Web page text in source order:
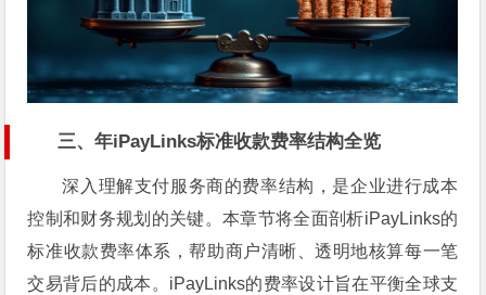
三、年iPayLinks标准收款费率结构全览
深入理解支付服务商的费率结构，是企业进行成本
控制和财务规划的关键。本章节将全面剖析iPayLinks的
标准收款费率体系，帮助商户清晰、透明地核算每一笔
交易背后的成本。iPayLinks的费率设计旨在平衡全球支